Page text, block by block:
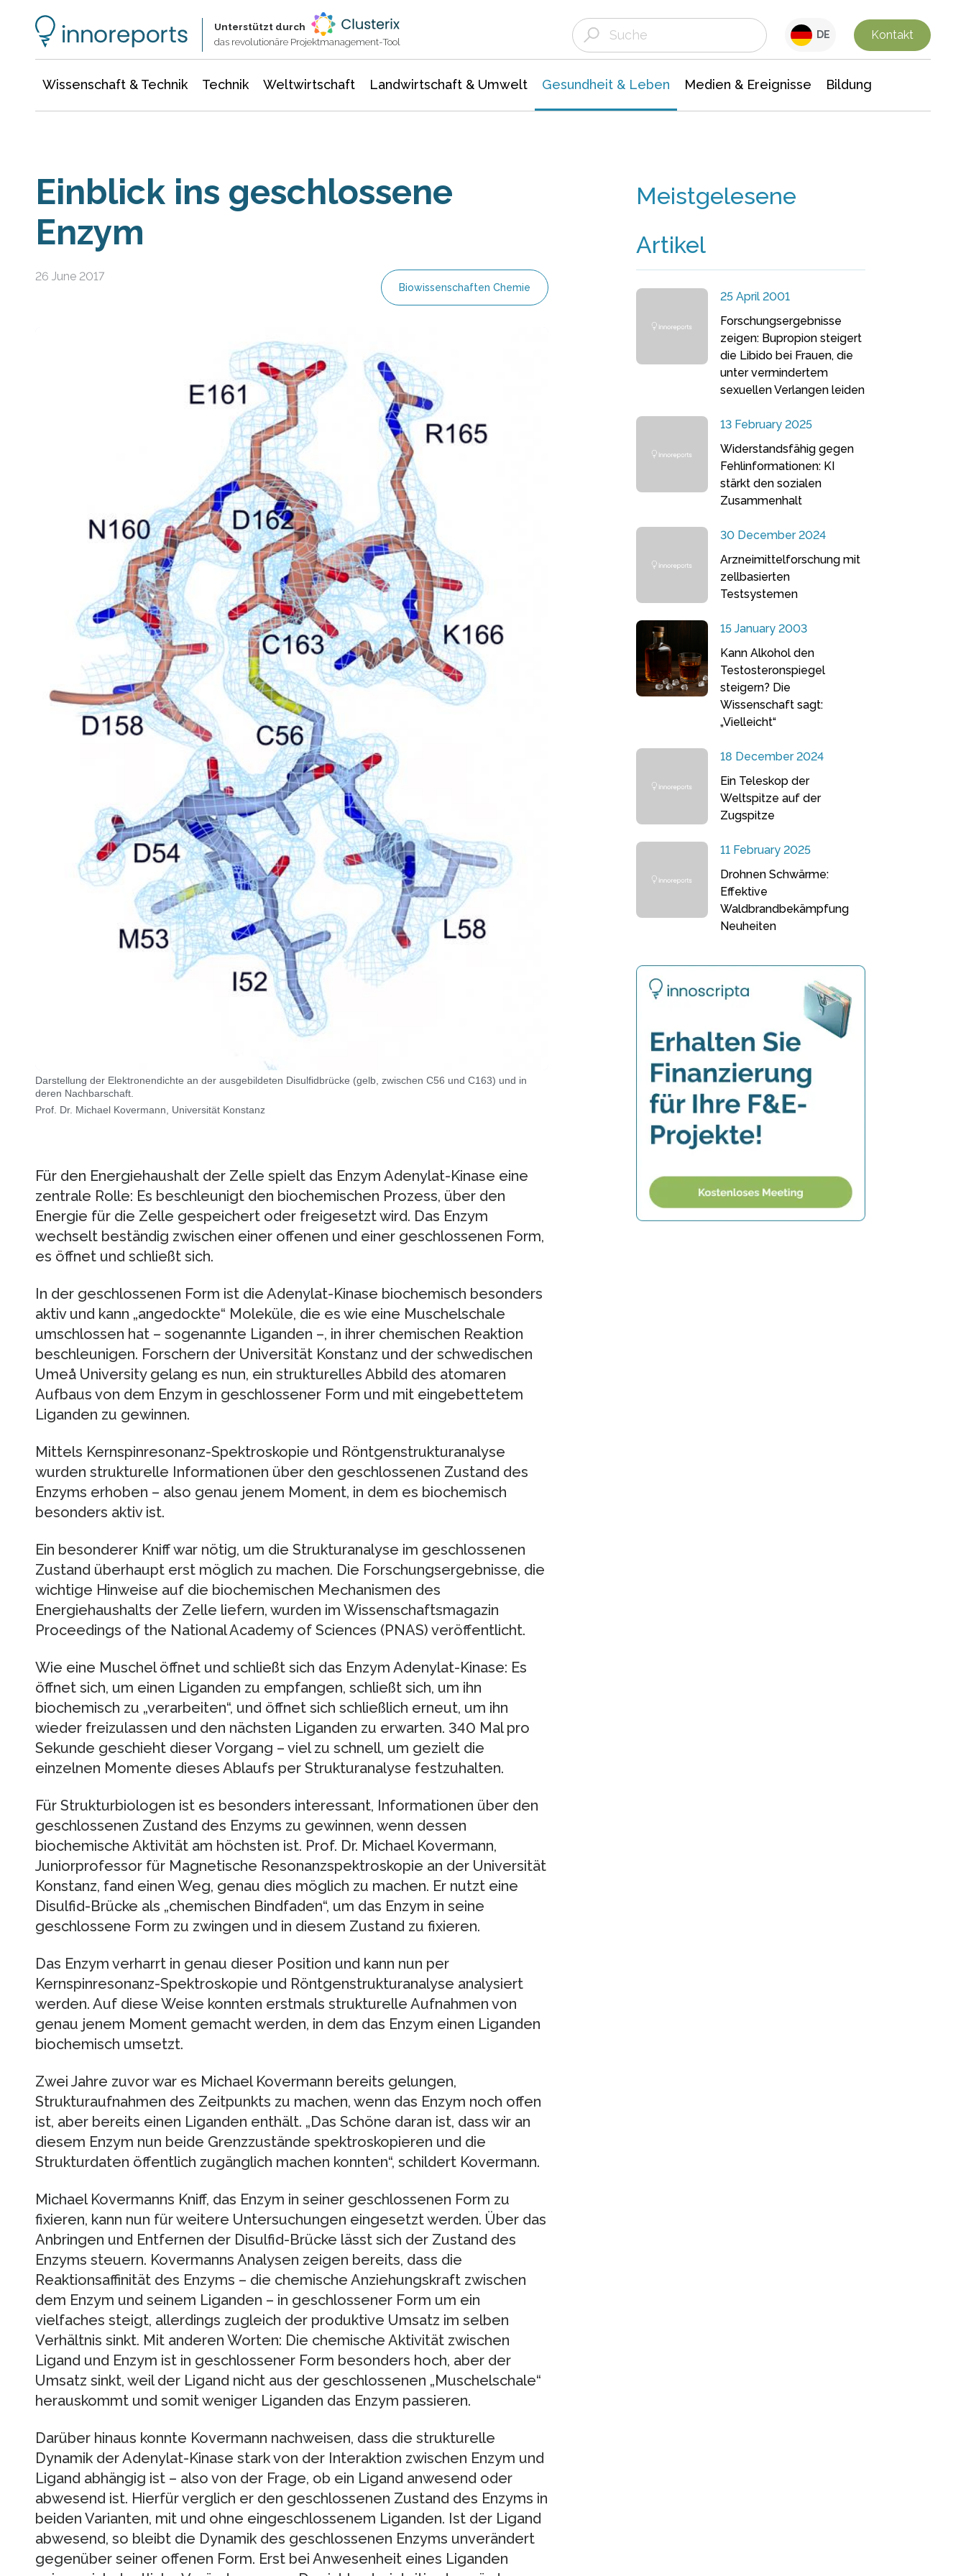
Unterstützt durch
das revolutionäre Projektmanagement-Tool
DE Kontakt
Wissenschaft & Technik Technik Weltwirtschaft Landwirtschaft & Umwelt Gesundheit & Leben Medien & Ereignisse Bildung
Einblick ins geschlossene
Enzym
26 June 2017
Biowissenschaften Chemie
Darstellung der Elektronendichte an der ausgebildeten Disulfidbrücke (gelb, zwischen C56 und C163) und in
deren Nachbarschaft.
Prof. Dr. Michael Kovermann, Universität Konstanz
Für den Energiehaushalt der Zelle spielt das Enzym Adenylat-Kinase eine
zentrale Rolle: Es beschleunigt den biochemischen Prozess, über den
Energie für die Zelle gespeichert oder freigesetzt wird. Das Enzym
wechselt beständig zwischen einer offenen und einer geschlossenen Form,
es öffnet und schließt sich.
In der geschlossenen Form ist die Adenylat-Kinase biochemisch besonders
aktiv und kann „angedockte“ Moleküle, die es wie eine Muschelschale
umschlossen hat – sogenannte Liganden –, in ihrer chemischen Reaktion
beschleunigen. Forschern der Universität Konstanz und der schwedischen
Umeå University gelang es nun, ein strukturelles Abbild des atomaren
Aufbaus von dem Enzym in geschlossener Form und mit eingebettetem
Liganden zu gewinnen.
Mittels Kernspinresonanz-Spektroskopie und Röntgenstrukturanalyse
wurden strukturelle Informationen über den geschlossenen Zustand des
Enzyms erhoben – also genau jenem Moment, in dem es biochemisch
besonders aktiv ist.
Ein besonderer Kniff war nötig, um die Strukturanalyse im geschlossenen
Zustand überhaupt erst möglich zu machen. Die Forschungsergebnisse, die
wichtige Hinweise auf die biochemischen Mechanismen des
Energiehaushalts der Zelle liefern, wurden im Wissenschaftsmagazin
Proceedings of the National Academy of Sciences (PNAS) veröffentlicht.
Wie eine Muschel öffnet und schließt sich das Enzym Adenylat-Kinase: Es
öffnet sich, um einen Liganden zu empfangen, schließt sich, um ihn
biochemisch zu „verarbeiten“, und öffnet sich schließlich erneut, um ihn
wieder freizulassen und den nächsten Liganden zu erwarten. 340 Mal pro
Sekunde geschieht dieser Vorgang – viel zu schnell, um gezielt die
einzelnen Momente dieses Ablaufs per Strukturanalyse festzuhalten.
Für Strukturbiologen ist es besonders interessant, Informationen über den
geschlossenen Zustand des Enzyms zu gewinnen, wenn dessen
biochemische Aktivität am höchsten ist. Prof. Dr. Michael Kovermann,
Juniorprofessor für Magnetische Resonanzspektroskopie an der Universität
Konstanz, fand einen Weg, genau dies möglich zu machen. Er nutzt eine
Disulfid-Brücke als „chemischen Bindfaden“, um das Enzym in seine
geschlossene Form zu zwingen und in diesem Zustand zu fixieren.
Das Enzym verharrt in genau dieser Position und kann nun per
Kernspinresonanz-Spektroskopie und Röntgenstrukturanalyse analysiert
werden. Auf diese Weise konnten erstmals strukturelle Aufnahmen von
genau jenem Moment gemacht werden, in dem das Enzym einen Liganden
biochemisch umsetzt.
Zwei Jahre zuvor war es Michael Kovermann bereits gelungen,
Strukturaufnahmen des Zeitpunkts zu machen, wenn das Enzym noch offen
ist, aber bereits einen Liganden enthält. „Das Schöne daran ist, dass wir an
diesem Enzym nun beide Grenzzustände spektroskopieren und die
Strukturdaten öffentlich zugänglich machen konnten“, schildert Kovermann.
Michael Kovermanns Kniff, das Enzym in seiner geschlossenen Form zu
fixieren, kann nun für weitere Untersuchungen eingesetzt werden. Über das
Anbringen und Entfernen der Disulfid-Brücke lässt sich der Zustand des
Enzyms steuern. Kovermanns Analysen zeigen bereits, dass die
Reaktionsaffinität des Enzyms – die chemische Anziehungskraft zwischen
dem Enzym und seinem Liganden – in geschlossener Form um ein
vielfaches steigt, allerdings zugleich der produktive Umsatz im selben
Verhältnis sinkt. Mit anderen Worten: Die chemische Aktivität zwischen
Ligand und Enzym ist in geschlossener Form besonders hoch, aber der
Umsatz sinkt, weil der Ligand nicht aus der geschlossenen „Muschelschale“
herauskommt und somit weniger Liganden das Enzym passieren.
Darüber hinaus konnte Kovermann nachweisen, dass die strukturelle
Dynamik der Adenylat-Kinase stark von der Interaktion zwischen Enzym und
Ligand abhängig ist – also von der Frage, ob ein Ligand anwesend oder
abwesend ist. Hierfür verglich er den geschlossenen Zustand des Enzyms in
beiden Varianten, mit und ohne eingeschlossenem Liganden. Ist der Ligand
abwesend, so bleibt die Dynamik des geschlossenen Enzyms unverändert
gegenüber seiner offenen Form. Erst bei Anwesenheit eines Liganden
Meistgelesene
Artikel
25 April 2001
Forschungsergebnisse
zeigen: Bupropion steigert
die Libido bei Frauen, die
unter vermindertem
sexuellen Verlangen leiden
13 February 2025
Widerstandsfähig gegen
Fehlinformationen: KI
stärkt den sozialen
Zusammenhalt
30 December 2024
Arzneimittelforschung mit
zellbasierten
Testsystemen
15 January 2003
Kann Alkohol den
Testosteronspiegel
steigern? Die
Wissenschaft sagt:
„Vielleicht“
18 December 2024
Ein Teleskop der
Weltspitze auf der
Zugspitze
11 February 2025
Drohnen Schwärme:
Effektive
Waldbrandbekämpfung
Neuheiten